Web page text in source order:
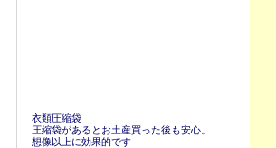
衣類圧縮袋
圧縮袋があるとお土産買った後も安心。
想像以上に効果的です